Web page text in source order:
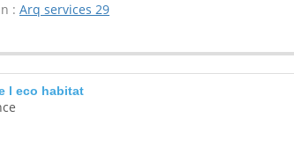
: Arq services 29
l eco habitat